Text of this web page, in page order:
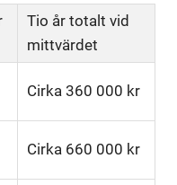
Tio år totalt vid
mittvärdet
Cirka 360 000 kr
Cirka 660 000 kr